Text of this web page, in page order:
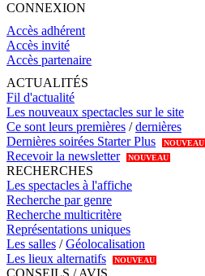
CONNEXION
Accès adhérent
Accès invité
Accès partenaire
ACTUALITÉS
Fil d'actualité
Les nouveaux spectacles sur le site
Ce sont leurs premières /dernières
Dernières soirées Starter Plus
NOUVEAU
Recevoir la newsletter NOUVEAU
RECHERCHES
Les spectacles à l'affiche
Recherche par genre
Recherche multicritère
Représentations uniques
Les salles /Géolocalisation
Les lieux alternatifs
NOUVEAU